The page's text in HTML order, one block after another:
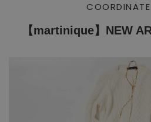
COORDINATE
【martinique】NEW